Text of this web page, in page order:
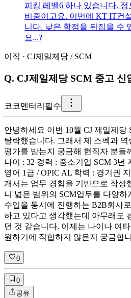
피킹 레벨6 하나 있습니다.
비중이고요. 이번에 KT IT컨
니다. 낮은 학점을 뒤집을 수
요...?
이직 · CJ제일제당 / SCM
Q. CJ제일제당 SCM 중고 신
코 코멘터리필수
안녕하세요 이번 10월 CJ 제일제당
탈락했습니다. 그래서 제 스펙과
평가를 받는지 궁금해 현직자 분들
나이 : 32 경력 : 중소기업 SCM 3년
영어 1급 / OPIC AL 학력 : 경기권
개서는 업무 경험을 기반으로 작성
니 넓은 범위의 SCM업무를 다양하
수입을 동시에 진행하는 B2B회사
하고 있다고 생각했는데 아무래도
던 것 같습니다. 이제는 나이나 여
원하기에 적합하지 않은지 궁금합
0
0
공유